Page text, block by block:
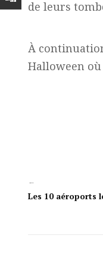
de leurs
À
Halloween
←
Les 10 aéroports